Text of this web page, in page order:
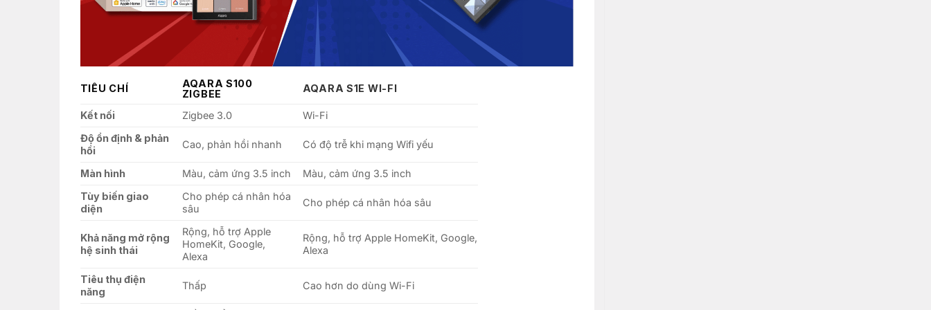
TIÊU CHÍ
AQARA S100
ZIGBEE
AQARA S1E WI-FI
Kết nối Zigbee 3.0
Wi-Fi
Độ ổn định & phản
hồi
Cao, phản hồi nhanh Có độ trễ khi mạng Wifi yếu
Màn hình Màu, cảm ứng 3.5 inch
Màu, cảm ứng 3.5 inch
Tùy biến giao
diện
Cho phép cá nhân hóa
sâu
Cho phép cá nhân hóa sâu
Khả năng mở rộng
hệ sinh thái
Rộng, hỗ trợ Apple
HomeKit, Google,
Alexa
Rộng, hỗ trợ Apple HomeKit, Google,
Alexa
Tiêu thụ điện
năng
Thấp Cao hơn do dùng Wi-Fi